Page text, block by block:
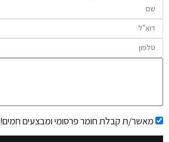
שם
דוא"ל
טלפון
אישורמאשר/ת קבלת חומר פרסומי ומבצעים חמים!